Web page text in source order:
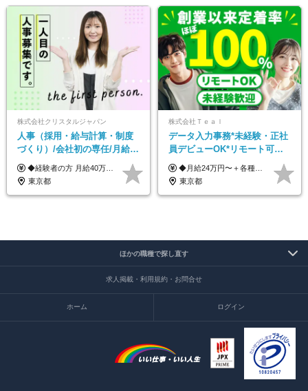
株式会社クリスタルジャパン
人事（採用・給与計算・制度
づくり）/会社初の専任/月給40
万円～可/残業10h/土日祝休み/
年休120日以上
◆経験者の方 月給40万円～65万円＋賞与年2回 【給与イメージ】 人事経験5年程度：月給45万円～ ◆未経験の方 月給35万円～65万円＋賞与年2回 ※経験・スキルを考慮のうえ、優遇いたします。 ※試用期間は3ヶ月です。期間中の給与・待遇に変更はありません。 ※上記月給には、固定残業代（月45時間分／8.8万円～16.5万円）を含みます。 ※固定残業時間を超過した場合は、超過分を別途全額支給いたします。 【固定残業代について】 固定残業45時間分（88,000円～165,000円）を含む ※超過分は別途全額支給
東京都
株式会社Ｔｅａｌ
データ入力事務*未経験・正社
員デビューOK*リモート可能*
年間休日124日*面接1回*実働
7.5時間
◆月給24万円〜＋各種手当 ※残業代全額支給 ※試用期間6ヶ月（期間中も給与・待遇に変更なし）
東京都
ほかの職種で探し直す
求人掲載・利用規約・お問合せ
ホーム ログイン